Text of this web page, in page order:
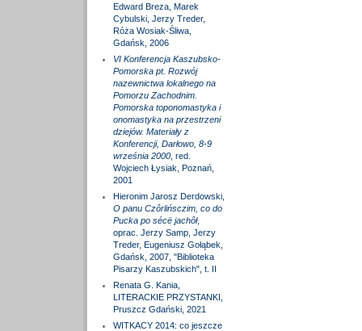
Edward Breza, Marek
Cybulski, Jerzy Treder,
Róża Wosiak-Śliwa,
Gdańsk, 2006
VI Konferencja Kaszubsko-
Pomorska pt. Rozwój
nazewnictwa lokalnego na
Pomorzu Zachodnim.
Pomorska toponomastyka i
onomastyka na przestrzeni
dziejów. Materiały z
Konferencji, Darłowo, 8-9
września 2000, red.
Wojciech Łysiak, Poznań,
2001
Hieronim Jarosz Derdowski,
O panu Czôrlińsczim, co do
Pucka po sécë jachôł,
oprac. Jerzy Samp, Jerzy
Treder, Eugeniusz Gołąbek,
Gdańsk, 2007, "Biblioteka
Pisarzy Kaszubskich", t. II
Renata G. Kania,
LITERACKIE PRZYSTANKI,
Pruszcz Gdański, 2021
WITKACY 2014: co jeszcze